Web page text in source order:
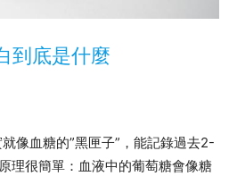
到底是什麼
像血糖的”黑匣子”，能記錄過去2-
理很簡單：血液中的葡萄糖會像糖